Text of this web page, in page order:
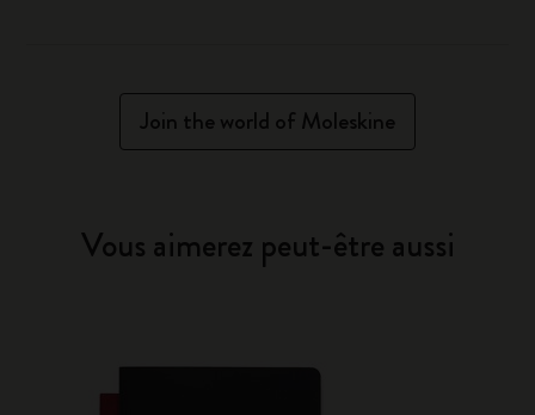
Join the world of Moleskine
Vous aimerez peut-être aussi